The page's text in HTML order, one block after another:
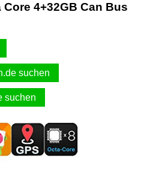
4+32GB Can Bus
suchen
suchen